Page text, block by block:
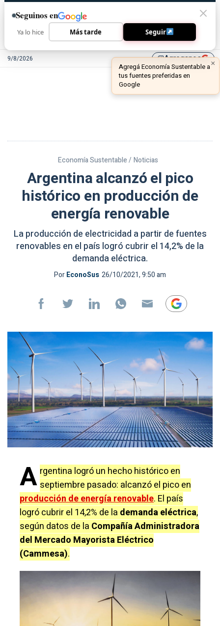
9/8/2026 library_addAgreganos
Economía Sustentable / Noticias
Argentina alcanzó el pico
histórico en producción de
energía renovable
La producción de electricidad a partir de fuentes
renovables en el país logró cubrir el 14,2% de la
demanda eléctrica.
PorEconoSus 26/10/2021, 9:50 am
A rgentina logró un hecho histórico en
septiembre pasado: alcanzó el pico en
producción de energía renovable. El país
logró cubrir el 14,2% de la demanda eléctrica,
según datos de la Compañía Administradora
del Mercado Mayorista Eléctrico
(Cammesa).
Seguinos en
Ya lo hice Más tarde Seguir